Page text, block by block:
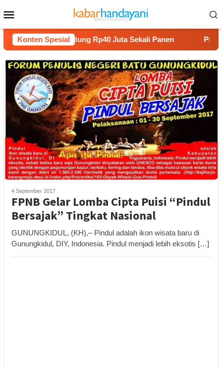
ke
kontenMobile
Konten Spesial
Melon Untung Rp40 Juta Sekali Panen
4 September 2017
FPNB Gelar Lomba Cipta Puisi “Pindul
Bersajak” Tingkat Nasional
GUNUNGKIDUL, (KH),– Pindul adalah ikon wisata baru di
Gunungkidul, DIY, Indonesia. Pindul menjadi lebih eksotis […]